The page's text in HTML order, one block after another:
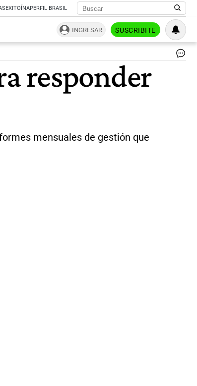
EXITOÍNAPERFIL BRASIL
INGRESAR SUSCRIBITE
responder
mensuales de gestión que